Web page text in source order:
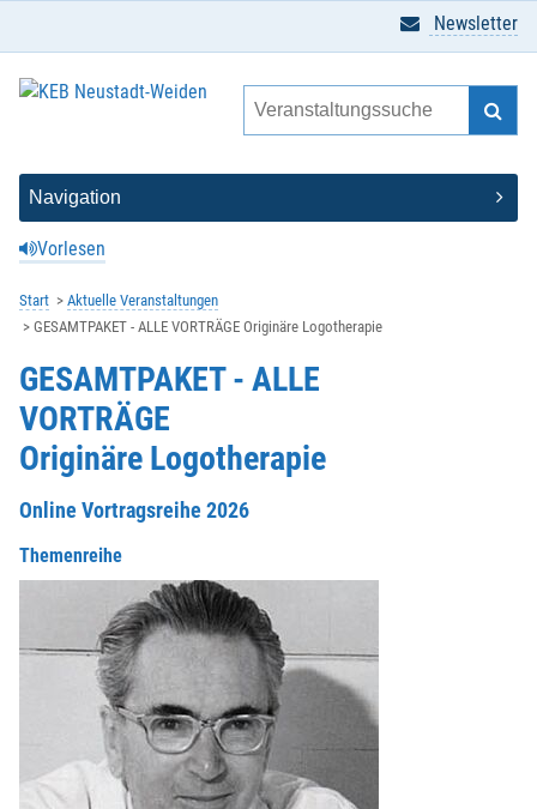
Vorlesen
Newsletter
Start
Aktuelle Veranstaltungen
GESAMTPAKET - ALLE VORTRÄGE Originäre Logotherapie
GESAMTPAKET - ALLE
VORTRÄGE
Originäre Logotherapie
Online Vortragsreihe 2026
Themenreihe